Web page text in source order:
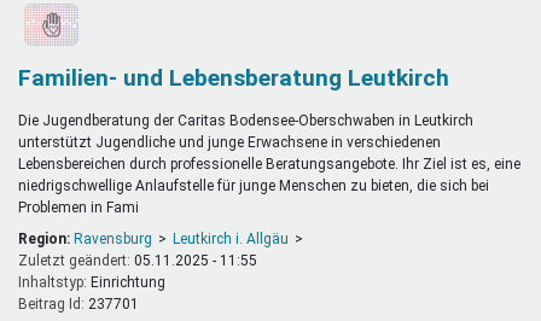
Familien- und Lebensberatung Leutkirch
Die Jugendberatung der Caritas Bodensee-Oberschwaben in Leutkirch
unterstützt Jugendliche und junge Erwachsene in verschiedenen
Lebensbereichen durch professionelle Beratungsangebote. Ihr Ziel ist es, eine
niedrigschwellige Anlaufstelle für junge Menschen zu bieten, die sich bei
Problemen in Fami
Region: Ravensburg
Leutkirch i. Allgäu
Zuletzt geändert: 05.11.2025 - 11:55
Inhaltstyp:
einrichtung
Beitrag Id: 237701